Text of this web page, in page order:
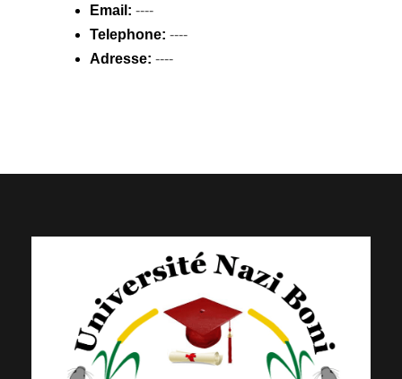
Email: ----
Telephone: ----
Adresse: ----